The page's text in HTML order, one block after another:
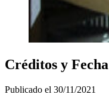
Créditos y
Publicado el 30/11/2021